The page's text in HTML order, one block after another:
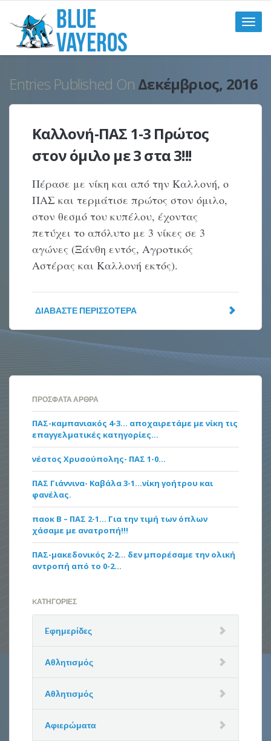
Toggle
Entries Published On Δεκέμβριος, 2016
Καλλονή-ΠΑΣ 1-3 Πρώτος
στον όμιλο με 3 στα 3!!!
Πέρασε με νίκη και από την Καλλονή, ο
ΠΑΣ και τερμάτισε πρώτος στον όμιλο,
στον θεσμό του κυπέλου, έχοντας
πετύχει το απόλυτο με 3 νίκες σε 3
αγώνες (Ξάνθη εντός, Αγροτικός
Αστέρας και Καλλονή εκτός).
ΔΙΑΒΆΣΤΕ ΠΕΡΙΣΣΌΤΕΡΑ
ΠΡΌΣΦΑΤΑ ΆΡΘΡΑ
ΠΑΣ-καμπανιακός 4-3… αποχαιρετάμε με νίκη τις
επαγγελματικές κατηγορίες…
νέστος Χρυσούπολης- ΠΑΣ 1-0…
ΠΑΣ Γιάννινα- Καβάλα 3-1…νίκη γοήτρου και
φανέλας.
παοκ Β – ΠΑΣ 2-1… Για την τιμή των όπλων
χάσαμε με ανατροπή!!!
ΠΑΣ-μακεδονικός 2-2… δεν μπορέσαμε την ολική
αντροπή από το 0-2…
KΑΤΗΓΟΡΊΕΣ
Eφημερίδες
Αθλητισμός
Αθλητισμός
Αφιερώματα